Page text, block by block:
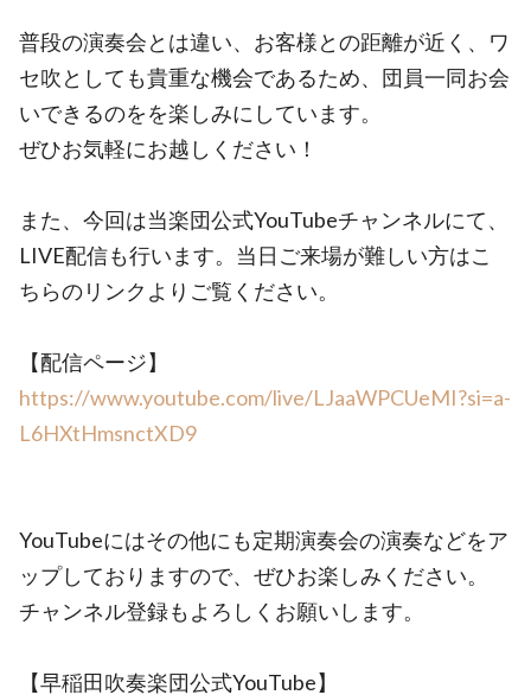
普段の演奏会とは違い、お客様との距離が近く、ワ
セ吹としても貴重な機会であるため、団員一同お会
いできるのをを楽しみにしています。
ぜひお気軽にお越しください！
また、今回は当楽団公式YouTubeチャンネルにて、
LIVE配信も行います。当日ご来場が難しい方はこ
ちらのリンクよりご覧ください。
【配信ページ】
https://www.youtube.com/live/LJaaWPCUeMI?si=a-
L6HXtHmsnctXD9
YouTubeにはその他にも定期演奏会の演奏などをア
ップしておりますので、ぜひお楽しみください。
チャンネル登録もよろしくお願いします。
【早稲田吹奏楽団公式YouTube】